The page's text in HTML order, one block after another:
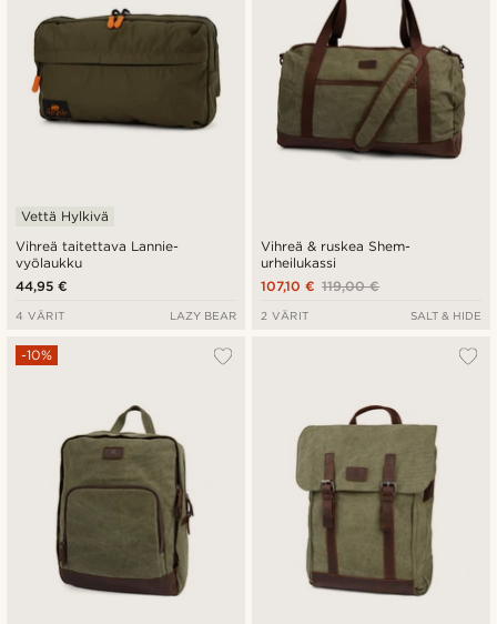
Vihreä taitettava Lannie-
vyölaukku
Vettä Hylkivä
44,95 €
4 VÄRIT LAZY BEAR
Vihreä & ruskea Shem-
urheilukassi
119,00 €
107,10 €
2 VÄRIT SALT & HIDE
-10%